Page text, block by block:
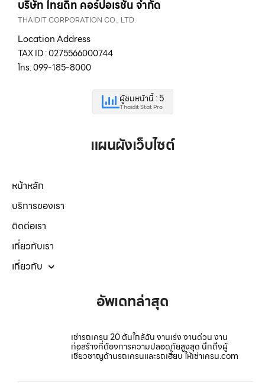
บริษัท ไทยดิท คอร์ปอเรชั่น จำกัด
THAIDIT CORPORATION CO., LTD.
Location Address
TAX ID : 0275566000744
โทร. 099-185-8000
ผู้ชมหน้านี้ : 5
Thaidit Stat Pro
แผนผังเว็บไซต์
หน้าหลัก
บริการของเรา
ติดต่อเรา
เกี่ยวกับเรา
เกี่ยวกับ
อัพเดทล่าสุด
เช่ารถเครน 20 ตันใกล้ฉัน งานเร่ง งานด่วน งาน
ก่อสร้างที่ต้องการความปลอดภัยสูงสุด นึกถึงผู้
เชี่ยวชาญด้านรถเครนและรถเฮี๊ยบ ให้เช่าเครน.com